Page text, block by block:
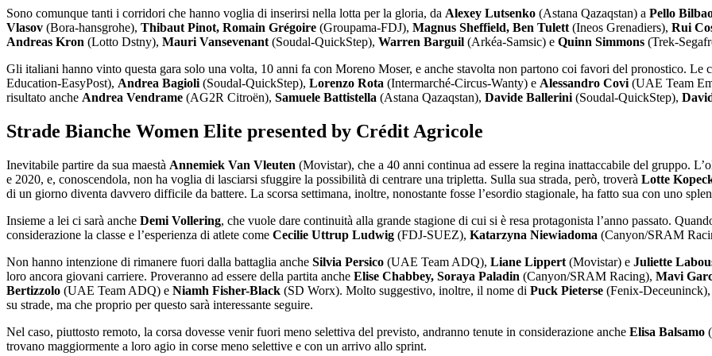
Sono comunque tanti i corridori che hanno voglia di inserirsi nella lotta per la gloria, da Alexey Lutsenko (Astana Qazaqstan) a Pello
Vlasov (Bora-hansgrohe), Thibaut Pinot, Romain Grégoire (Groupama-FDJ), Magnus Sheffield, Ben Tulett (Ineos Grenadiers), Rui
Andreas Kron (Lotto Dstny), Mauri Vansevenant (Soudal-QuickStep), Warren Barguil (Arkéa-Samsic) e Quinn Simmons (Trek-
Gli italiani hanno vinto questa gara solo una volta, 10 anni fa con Moreno Moser, e anche stavolta non partono coi favori del pronostico. Le
Education-EasyPost), Andrea Bagioli (Soudal-QuickStep), Lorenzo Rota (Intermarché-Circus-Wanty) e Alessandro Covi (UAE Team
risultato anche Andrea Vendrame (AG2R Citroën), Samuele Battistella (Astana Qazaqstan), Davide Ballerini (Soudal-QuickStep),
Strade Bianche Women Elite presented by Crédit Agricole
Inevitabile partire da sua maestà Annemiek Van Vleuten (Movistar), che a 40 anni continua ad essere la regina inattaccabile del gruppo.
e 2020, e, conoscendola, non ha voglia di lasciarsi sfuggire la possibilità di centrare una tripletta. Sulla sua strada, però, troverà Lotte
di un giorno diventa davvero difficile da battere. La scorsa settimana, inoltre, nonostante fosse l’esordio stagionale, ha fatto sua con uno
Insieme a lei ci sarà anche Demi Vollering, che vuole dare continuità alla grande stagione di cui si è resa protagonista l’anno passato.
considerazione la classe e l’esperienza di atlete come Cecilie Uttrup Ludwig (FDJ-SUEZ), Katarzyna Niewiadoma (Canyon/SRAM
Non hanno intenzione di rimanere fuori dalla battaglia anche Silvia Persico (UAE Team ADQ), Liane Lippert (Movistar) e Juliette
loro ancora giovani carriere. Proveranno ad essere della partita anche Elise Chabbey, Soraya Paladin (Canyon/SRAM Racing), Mavi
Bertizzolo (UAE Team ADQ) e Niamh Fisher-Black (SD Worx). Molto suggestivo, inoltre, il nome di Puck Pieterse (Fenix-Deceuninck),
su strade, ma che proprio per questo sarà interessante seguire.
Nel caso, piuttosto remoto, la corsa dovesse venir fuori meno selettiva del previsto, andranno tenute in considerazione anche Elisa Balsamo
trovano maggiormente a loro agio in corse meno selettive e con un arrivo allo sprint.